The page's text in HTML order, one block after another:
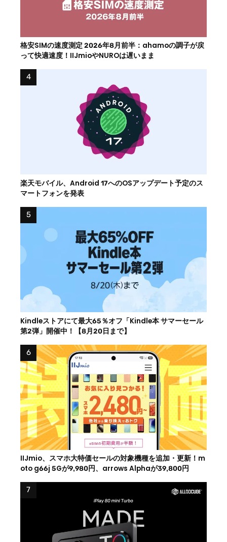
格安SIMの速度測定 2026年8月前半：ahamoの調子が戻
って快適速度！IIJmioやNUROは遅いまま
楽天モバイル、Android 17へのOSアップデート予定のス
マートフォンを発表
Kindleストアにて最大65％オフ「Kindle本 サマーセール
第2弾」開催中！【8月20日まで】
IIJmio、スマホ大特価セールの対象機種を追加・更新！m
oto g66j 5Gが9,980円、arrows Alphaが39,800円